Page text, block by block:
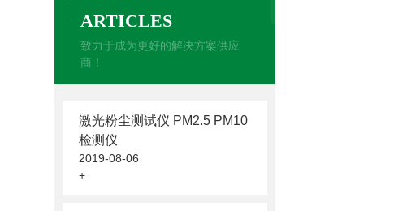
ARTICLES
致力于成为更好的解决方案供应
商！
激光粉尘测试仪 PM2.5 PM10
检测仪
2019-08-06
+